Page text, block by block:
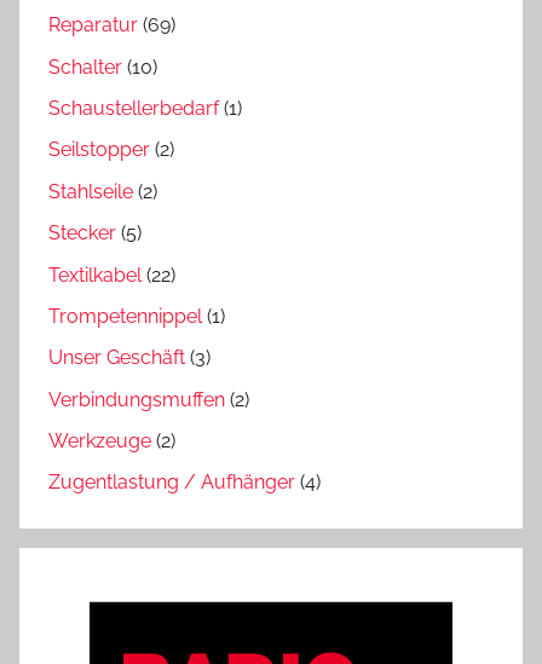
Reparatur (69)
Schalter (10)
Schaustellerbedarf(1)
Seilstopper (2)
Stahlseile (2)
Stecker (5)
Textilkabel (22)
Trompetennippel(1)
Unser Geschäft (3)
Verbindungsmuffen (2)
Werkzeuge (2)
Zugentlastung / Aufhänger (4)